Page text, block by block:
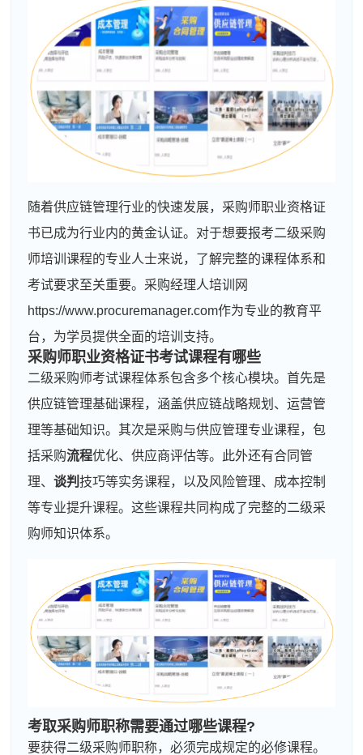
随着供应链管理行业的快速发展，采购师职业资格证
书已成为行业内的黄金认证。对于想要报考二级采购
师培训课程的专业人士来说，了解完整的课程体系和
考试要求至关重要。采购经理人培训网
https://www.procuremanager.com作为专业的教育平
台，为学员提供全面的培训支持。
采购师职业资格证书考试课程有哪些
二级采购师考试课程体系包含多个核心模块。首先是
供应链管理基础课程，涵盖供应链战略规划、运营管
理等基础知识。其次是采购与供应管理专业课程，包
括采购流程优化、供应商评估等。此外还有合同管
理、谈判技巧等实务课程，以及风险管理、成本控制
等专业提升课程。这些课程共同构成了完整的二级采
购师知识体系。
考取采购师职称需要通过哪些课程?
要获得二级采购师职称，必须完成规定的必修课程。